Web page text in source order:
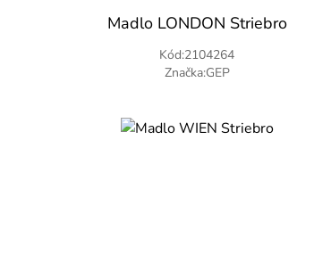
Madlo LONDON Striebro
Kód:2104264
Značka:GEP